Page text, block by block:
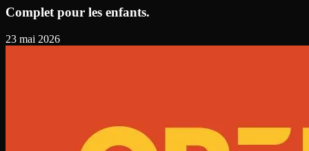
Complet pour les enfants.
23 mai 2026